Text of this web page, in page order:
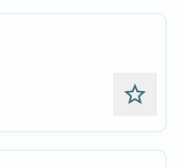
star_outline